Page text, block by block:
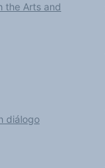
the Arts and
diálogo